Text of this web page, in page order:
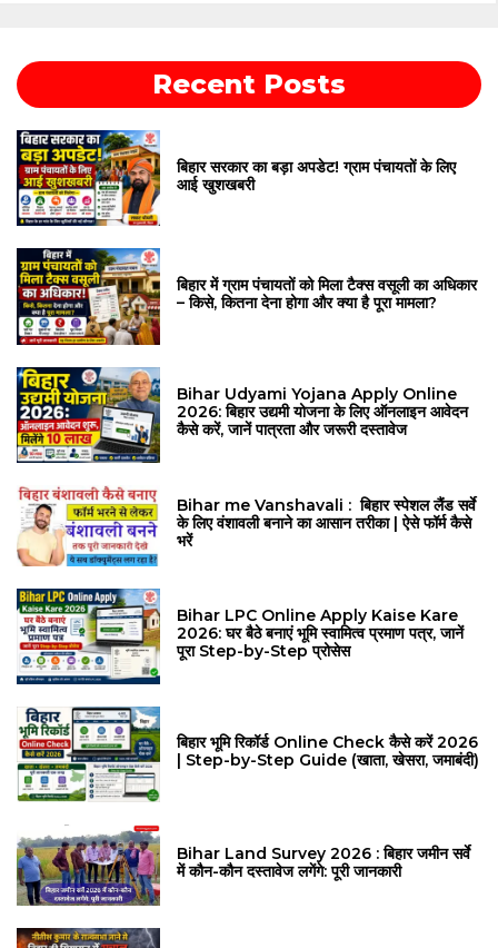
Recent Posts
बिहार सरकार का बड़ा अपडेट! ग्राम पंचायतों के लिए
आई खुशखबरी
बिहार में ग्राम पंचायतों को मिला टैक्स वसूली का अधिकार
– किसे, कितना देना होगा और क्या है पूरा मामला?
Bihar Udyami Yojana Apply Online
2026: बिहार उद्यमी योजना के लिए ऑनलाइन आवेदन
कैसे करें, जानें पात्रता और जरूरी दस्तावेज
Bihar me Vanshavali : बिहार स्पेशल लैंड सर्वे
के लिए वंशावली बनाने का आसान तरीका | ऐसे फॉर्म कैसे
भरें
Bihar LPC Online Apply Kaise Kare
2026: घर बैठे बनाएं भूमि स्वामित्व प्रमाण पत्र, जानें
पूरा Step-by-Step प्रोसेस
बिहार भूमि रिकॉर्ड Online Check कैसे करें 2026
| Step-by-Step Guide (खाता, खेसरा, जमाबंदी)
Bihar Land Survey 2026 : बिहार जमीन सर्वे
में कौन-कौन दस्तावेज लगेंगे: पूरी जानकारी